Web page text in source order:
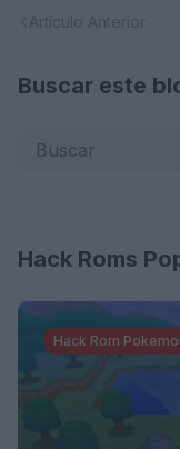
Artículo Anterior
Buscar este
Hack Roms
Hack Rom